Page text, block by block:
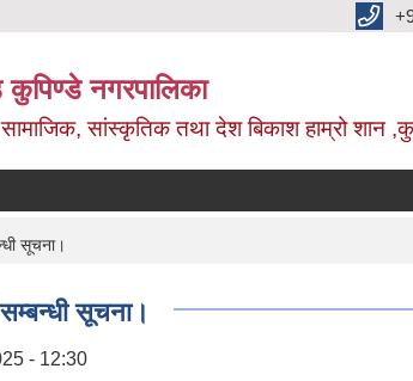
कुपिण्डे नगरपालिका
सांस्कृतिक तथा देश बिकाश हाम्रो शान
सूचना।
सूचना।
- 12:30